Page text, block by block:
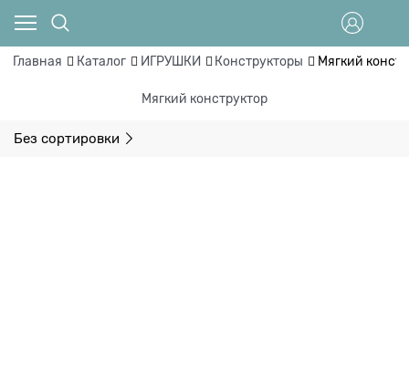
Главная Каталог ИГРУШКИ Конструкторы Мягкий
Мягкий конструктор
Без сортировки